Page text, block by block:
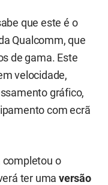
que este é o
Qualcomm, que
de gama. Este
velocidade,
gráfico,
com ecrã
completou o
ter uma versão